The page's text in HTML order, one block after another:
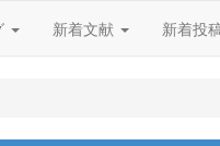
新着文献 新着投